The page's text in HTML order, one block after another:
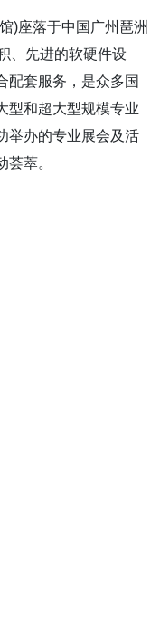
)座落于中国广州琶洲
、先进的软硬件设
配套服务，是众多国
型和超大型规模专业
举办的专业展会及活
萃。